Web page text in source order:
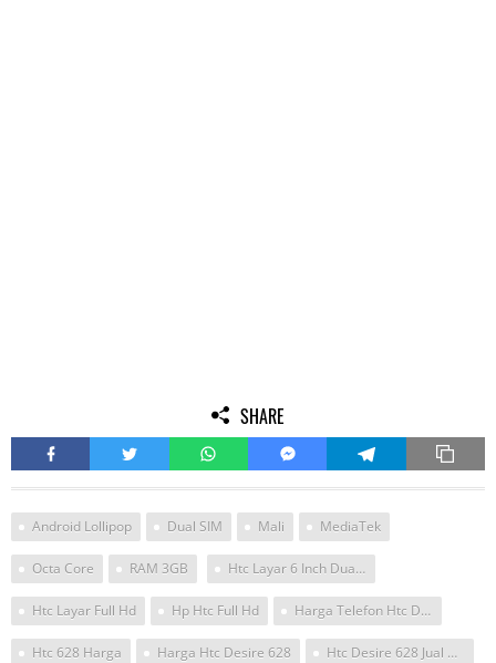
SHARE
Android Lollipop Dual SIM Mali MediaTek
Octa Core RAM 3GB Htc Layar 6 Inch Dua Sim Ram 3
Htc Layar Full Hd Hp Htc Full Hd Harga Telefon Htc Desire 628 Rm650
Htc 628 Harga Harga Htc Desire 628 Htc Desire 628 Jual Baterai